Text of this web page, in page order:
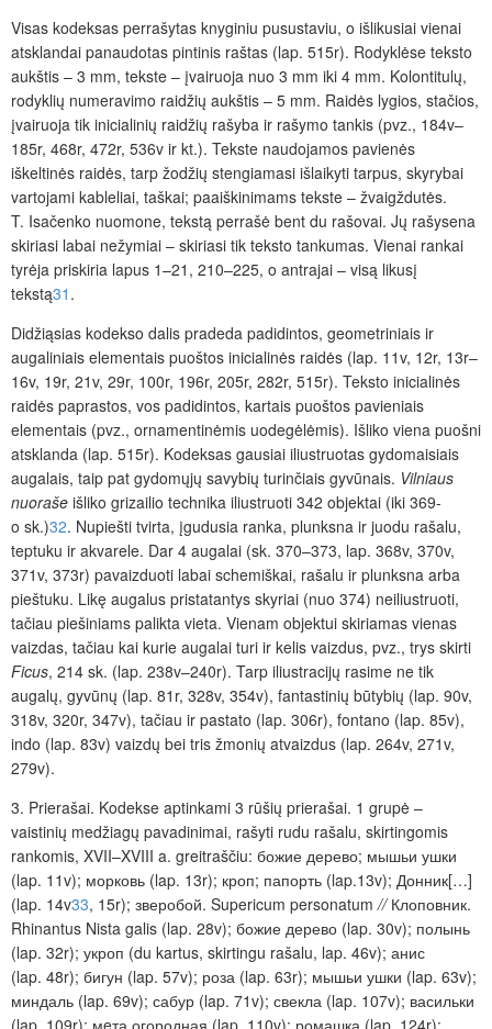
Visas kodeksas perrašytas knyginiu pusustaviu, o išlikusiai vienai
atsklandai panaudotas pintinis raštas (lap. 515r). Rodyklėse teksto
aukštis – 3 mm, tekste – įvairuoja nuo 3 mm iki 4 mm. Kolontitulų,
rodyklių numeravimo raidžių aukštis – 5 mm. Raidės lygios, stačios,
įvairuoja tik inicialinių raidžių rašyba ir rašymo tankis (pvz., 184v–
185r, 468r, 472r, 536v ir kt.). Tekste naudojamos pavienės
iškeltinės raidės, tarp žodžių stengiamasi išlaikyti tarpus, skyrybai
vartojami kableliai, taškai; paaiškinimams tekste – žvaigždutės.
T. Isačenko nuomone, tekstą perrašė bent du rašovai. Jų rašysena
skiriasi labai nežymiai – skiriasi tik teksto tankumas. Vienai rankai
tyrėja priskiria lapus 1–21, 210–225, o antrajai – visą likusį
tekstą31 .
Didžiąsias kodekso dalis pradeda padidintos, geometriniais ir
augaliniais elementais puoštos inicialinės raidės (lap. 11v, 12r, 13r–
16v, 19r, 21v, 29r, 100r, 196r, 205r, 282r, 515r). Teksto inicialinės
raidės paprastos, vos padidintos, kartais puoštos pavieniais
elementais (pvz., ornamentinėmis uodegėlėmis). Išliko viena puošni
atsklanda (lap. 515r). Kodeksas gausiai iliustruotas gydomaisiais
augalais, taip pat gydomųjų savybių turinčiais gyvūnais. Vilniaus
nuoraše išliko grizailio technika iliustruoti 342 objektai (iki 369-
o sk.)32. Nupiešti tvirta, įgudusia ranka, plunksna ir juodu rašalu,
teptuku ir akvarele. Dar 4 augalai (sk. 370–373, lap. 368v, 370v,
371v, 373r) pavaizduoti labai schemiškai, rašalu ir plunksna arba
pieštuku. Likę augalus pristatantys skyriai (nuo 374) neiliustruoti,
tačiau piešiniams palikta vieta. Vienam objektui skiriamas vienas
vaizdas, tačiau kai kurie augalai turi ir kelis vaizdus, pvz., trys skirti
Ficus, 214 sk. (lap. 238v–240r). Tarp iliustracijų rasime ne tik
augalų, gyvūnų (lap. 81r, 328v, 354v), fantastinių būtybių (lap. 90v,
318v, 320r, 347v), tačiau ir pastato (lap. 306r), fontano (lap. 85v),
indo (lap. 83v) vaizdų bei tris žmonių atvaizdus (lap. 264v, 271v,
279v).
3. Prierašai. Kodekse aptinkami 3 rūšių prierašai. 1 grupė –
vaistinių medžiagų pavadinimai, rašyti rudu rašalu, skirtingomis
rankomis, XVII–XVIII a. greitraščiu: божие дерево; мышьи ушки
(lap. 11v); морковь (lap. 13r); кроп; папорть (lap.13v); Донник[…]
(lap. 14v33, 15r); зверобой. Supericum personatum//Клоповник.
Rhinantus Nista galis (lap. 28v); божие дерево (lap. 30v); полынь
(lap. 32r); укроп (du kartus, skirtingu rašalu, lap. 46v); анис
(lap. 48r); бигун (lap. 57v); роза (lap. 63r); мышьи ушки (lap. 63v);
миндаль (lap. 69v); сабур (lap. 71v); свекла (lap. 107v); васильки
(lap. 109r); мeта огородная (lap. 110v); ромашка (lap. 124r);